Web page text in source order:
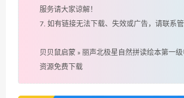
服务请大家谅解！
7. 如有链接无法下载、失效或广告，请联系管
贝贝鼠启蒙 » 丽声北极星自然拼读绘本第一
资源免费下载